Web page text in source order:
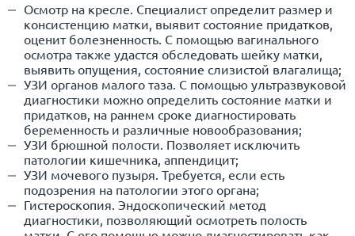
Осмотр на кресле. Специалист определит размер и
консистенцию матки, выявит состояние придатков,
оценит болезненность. С помощью вагинального
осмотра также удастся обследовать шейку матки,
выявить опущения, состояние слизистой влагалища;
УЗИ органов малого таза. С помощью ультразвуковой
диагностики можно определить состояние матки и
придатков, на раннем сроке диагностировать
беременность и различные новообразования;
УЗИ брюшной полости. Позволяет исключить
патологии кишечника, аппендицит;
УЗИ мочевого пузыря. Требуется, если есть
подозрения на патологии этого органа;
Гистероскопия. Эндоскопический метод
диагностики, позволяющий осмотреть полость